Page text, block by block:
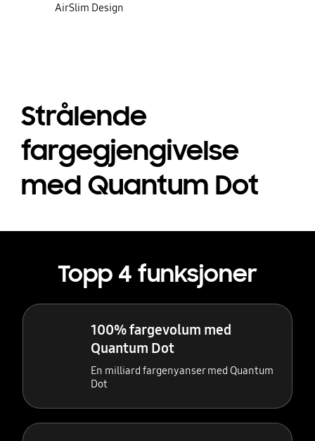
AirSlim Design
Strålende
fargegjengivelse
med Quantum Dot
Topp 4 funksjoner
100% fargevolum med
Quantum Dot
En milliard fargenyanser med Quantum
Dot